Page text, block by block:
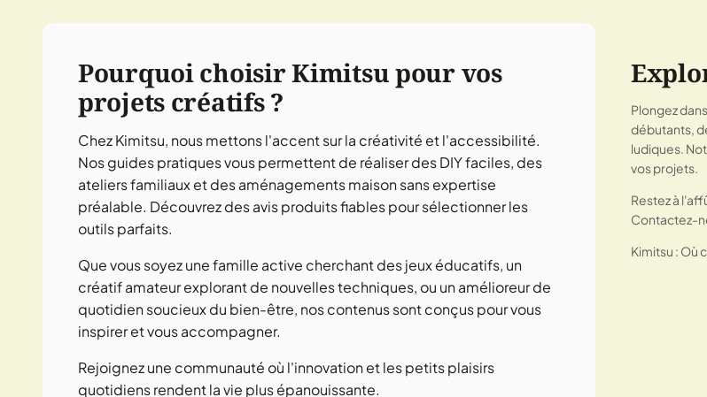
Pourquoi choisir Kimitsu pour vos
projets créatifs ?
Chez Kimitsu, nous mettons l'accent sur la créativité et l'accessibilité.
Nos guides pratiques vous permettent de réaliser des DIY faciles, des
ateliers familiaux et des aménagements maison sans expertise
préalable. Découvrez des avis produits fiables pour sélectionner les
outils parfaits.
Que vous soyez une famille active cherchant des jeux éducatifs, un
créatif amateur explorant de nouvelles techniques, ou un amélioreur de
quotidien soucieux du bien-être, nos contenus sont conçus pour vous
inspirer et vous accompagner.
Rejoignez une communauté où l'innovation et les petits plaisirs
quotidiens rendent la vie plus épanouissante.
Plongez
débutants,
ludiques.
vos projets.
Restez à
Contactez-
Kimitsu : Où